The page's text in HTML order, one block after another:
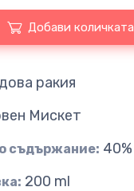
Добави количката
ракия
Мискет
съдържание: 40%
200 ml